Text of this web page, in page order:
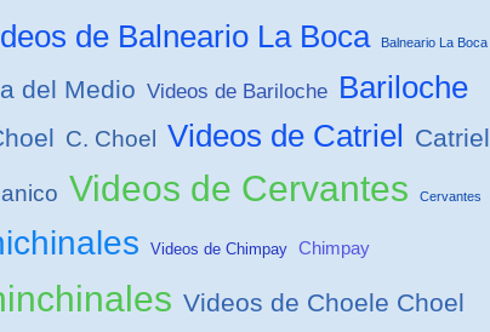
de Balneario La Boca Balneario La Boca
del Medio Videos de Bariloche Bariloche
C. Choel Videos de Catriel Catriel
Videos de Cervantes Cervantes
Videos de Chimpay Chimpay
Videos de Choele Choel